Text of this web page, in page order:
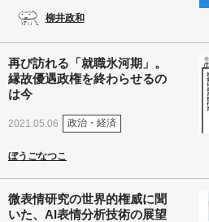
柳井政和
再び訪れる「就職氷河期」。
縁故優遇政権を終わらせるの
は今
2021.05.06 政治・経済
ぼうごなつこ
微表情研究の世界的権威に聞
いた、AI表情分析技術の展望